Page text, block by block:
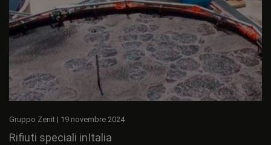
Gruppo Zenit | 19 novembre 2024
Rifiuti speciali inItalia